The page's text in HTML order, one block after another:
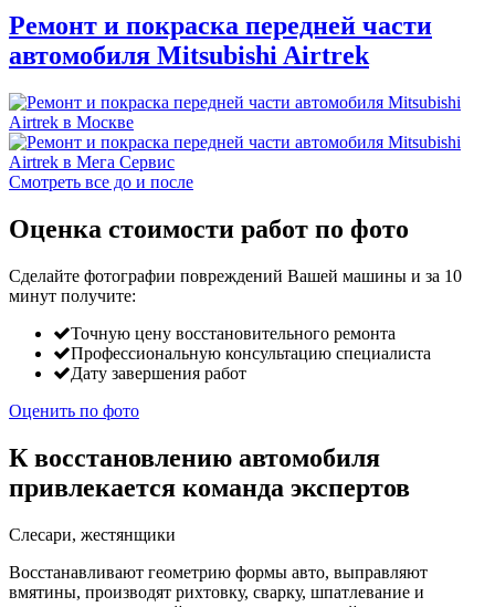
Ремонт и покраска передней части
автомобиля Mitsubishi Airtrek
Смотреть все до и после
Оценка стоимости работ по фото
Сделайте фотографии повреждений Вашей машины и за 10
минут получите:
Точную цену восстановительного ремонта
Профессиональную консультацию специалиста
Дату завершения работ
Оценить по фото
К восстановлению автомобиля
привлекается команда экспертов
Слесари, жестянщики
Восстанавливают геометрию формы авто, выправляют
вмятины, производят рихтовку, сварку, шпатлевание и